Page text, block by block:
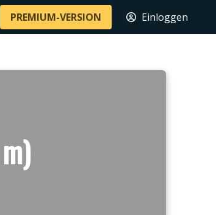
PREMIUM-VERSION Einloggen